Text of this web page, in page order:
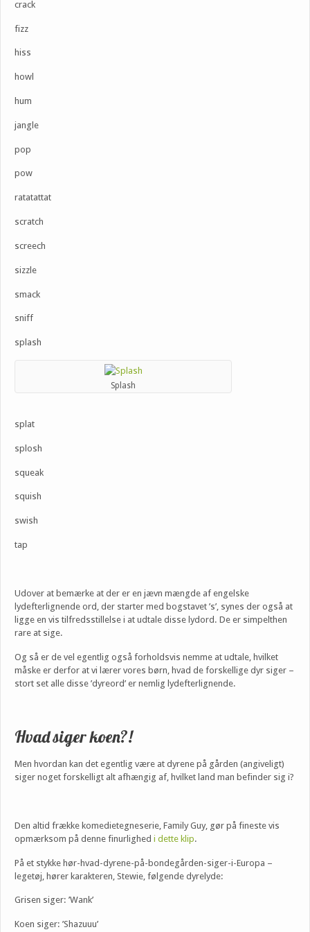
crack
fizz
hiss
howl
hum
jangle
pop
pow
ratatattat
scratch
screech
sizzle
smack
sniff
splash
Splash
splat
splosh
squeak
squish
swish
tap
Udover at bemærke at der er en jævn mængde af engelske
lydefterlignende ord, der starter med bogstavet ’s’, synes der også at
ligge en vis tilfredsstillelse i at udtale disse lydord. De er simpelthen
rare at sige.
Og så er de vel egentlig også forholdsvis nemme at udtale, hvilket
måske er derfor at vi lærer vores børn, hvad de forskellige dyr siger –
stort set alle disse ’dyreord’ er nemlig lydefterlignende.
Hvad siger koen?!
Men hvordan kan det egentlig være at dyrene på gården (angiveligt)
siger noget forskelligt alt afhængig af, hvilket land man befinder sig i?
Den altid frække komedietegneserie, Family Guy, gør på fineste vis
opmærksom på denne finurlighed i dette klip.
På et stykke hør-hvad-dyrene-på-bondegården-siger-i-Europa –
legetøj, hører karakteren, Stewie, følgende dyrelyde:
Grisen siger: ’Wank’
Koen siger: ’Shazuuu’